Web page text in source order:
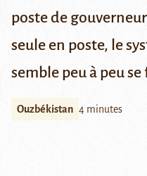
poste de
seule en poste, le
semble peu à peu
Ouzbékistan 4 minutes